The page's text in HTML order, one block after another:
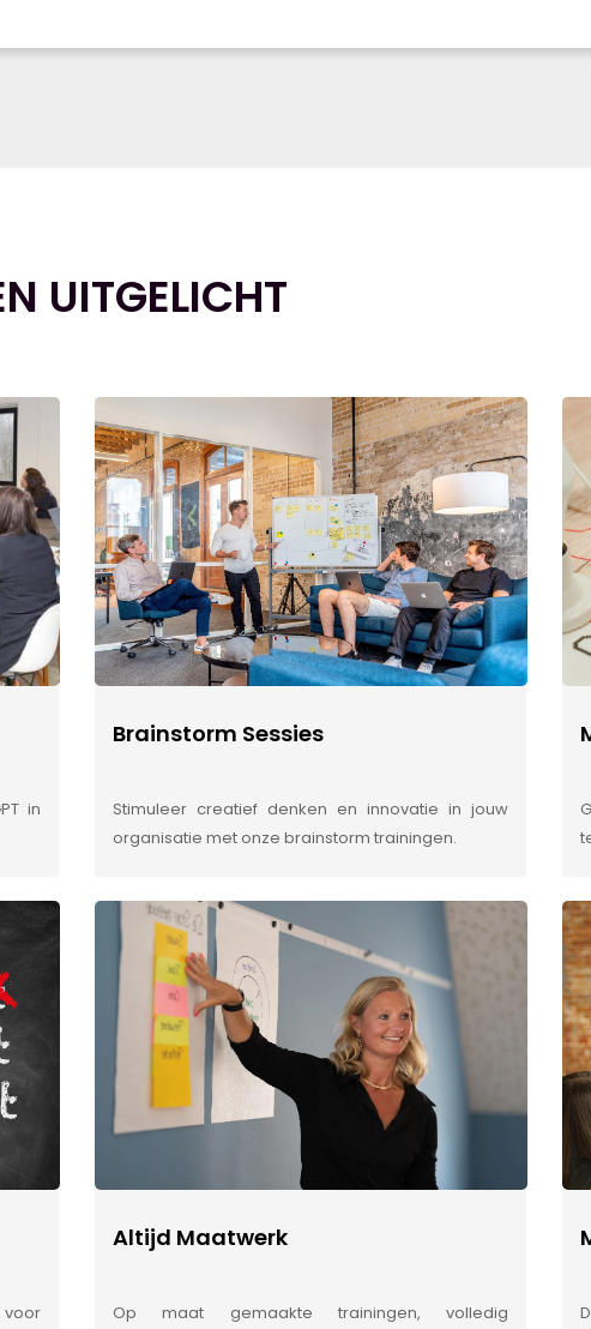
UITGELICHT
in
Brainstorm Sessies
Stimuleer creatief denken en innovatie in jouw
organisatie met onze brainstorm trainingen.
Altijd Maatwerk
Op maat gemaakte trainingen, volledig